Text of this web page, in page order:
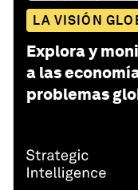
LA VISIÓN
Explora y
a las
problemas